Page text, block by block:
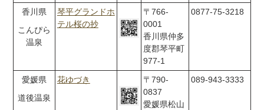
香川県
こんぴら
温泉
琴平グランドホ
テル桜の抄
〒766-
0001
香川県仲多
度郡琴平町
977-1
0877-75-3218
愛媛県
道後温泉
花ゆづき
〒790-
0837
愛媛県松山
089-943-3333